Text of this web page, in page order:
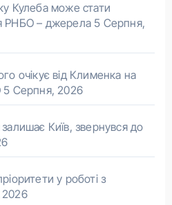
Кулеба може стати
РНБО – джерела 5 Серпня,
очікує від Клименка на
5 Серпня, 2026
Київ, звернувся до
у роботі з